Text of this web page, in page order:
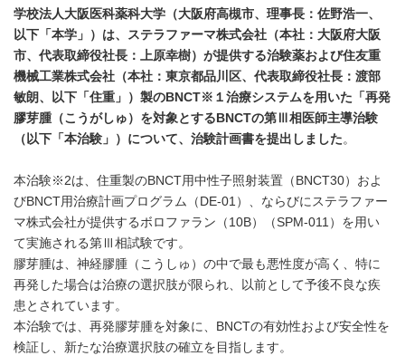
学校法人大阪医科薬科大学（大阪府高槻市、理事長：佐野浩一、
以下「本学」）は、ステラファーマ株式会社（本社：大阪府大阪
市、代表取締役社長：上原幸樹）が提供する治験薬および住友重
機械工業株式会社（本社：東京都品川区、代表取締役社長：渡部
敏朗、以下「住重」）製の BNCT※ １ 治療システムを用いた「再発
膠芽腫（こうがしゅ）を対象とする BNCTの第Ⅲ相医師主導治験
（以下「本治験」）について、治験計画書を提出しました。
本治験※2は、住重製のBNCT用中性子照射装置（BNCT30）およ
びBNCT用治療計画プログラム（DE-01）、ならびにステラファー
マ株式会社が提供するボロファラン（10B）（SPM-011）を用い
て実施される第Ⅲ相試験です。
膠芽腫は、神経膠腫（こうしゅ）の中で最も悪性度が高く、特に
再発した場合は治療の選択肢が限られ、以前として予後不良な疾
患とされています。
本治験では、再発膠芽腫を対象に、BNCTの有効性および安全性を
検証し、新たな治療選択肢の確立を目指します。